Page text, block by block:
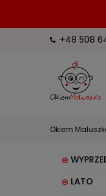
+48 508
Okiem
LATO